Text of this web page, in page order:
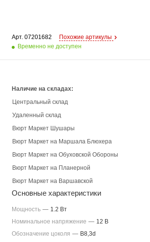
Арт. 07201682
Похожие артикулы
Временно не доступен
Наличие на складах:
Центральный склад
Удаленный склад
Вюрт Маркет Шушары
Вюрт Маркет на Маршала Блюхера
Вюрт Маркет на Обуховской Обороны
Вюрт Маркет на Планерной
Вюрт Маркет на Варшавской
Основные характеристики
Мощность — 1.2 Вт
Номинальное напряжение — 12 В
Обозначение цоколя — B8,3d